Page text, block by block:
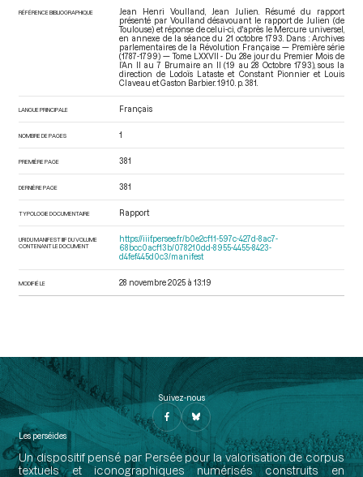
RÉFÉRENCE BIBLIOGRAPHIQUE
Jean Henri Voulland, Jean Julien. Résumé du rapport
présenté par Voulland désavouant le rapport de Julien (de
Toulouse) et réponse de celui-ci, d'après le Mercure universel,
en annexe de la séance du 21 octobre 1793. Dans : Archives
parlementaires de la Révolution Française — Première série
(1787-1799) — Tome LXXVII - Du 28e jour du Premier Mois de
l’An II au 7 Brumaire an II (19 au 28 Octobre 1793), sous la
direction de Lodoïs Lataste et Constant Pionnier et Louis
Claveau et Gaston Barbier. 1910. p. 381.
LANGUE PRINCIPALE Français
NOMBRE DE PAGES 1
PREMIÈRE PAGE 381
DERNIÈRE PAGE 381
TYPOLOGIE DOCUMENTAIRE Rapport
URI DU MANIFEST IIIF DU VOLUME
CONTENANT LE DOCUMENT
https://iiif.persee.fr/b0e2cf11-597c-427d-8ac7-
68bcc0acf13b/078210dd-8955-4455-8423-
d4fef445d0c3/manifest
MODIFIÉ LE 28 novembre 2025 à 13:19
Suivez-nous
Les perséides
Un dispositif pensé par Persée pour la valorisation de corpus
textuels et iconographiques numérisés construits en